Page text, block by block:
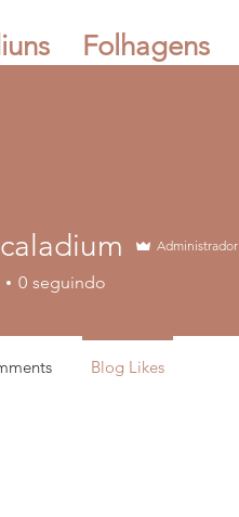
Folhagens
Administrador
0 seguindo
Blog Likes